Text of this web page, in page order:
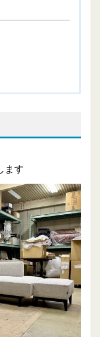
ます